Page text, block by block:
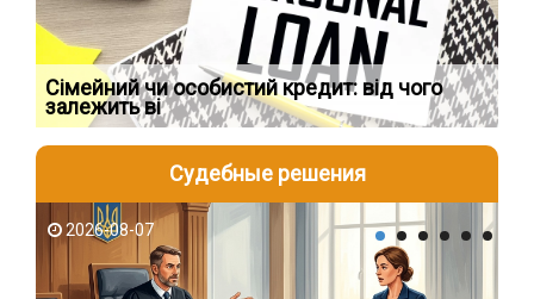
Сімейний чи особистий кредит: від чого
залежить ві
Судебные решения
2026-08-07